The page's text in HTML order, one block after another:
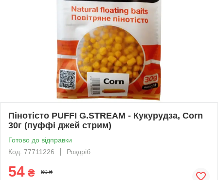
Пінотісто PUFFI G.STREAM - Кукурудза, Corn
30г (пуффі джей стрим)
Готово до відправки
Код: 77711226
Роздріб
54 ₴ 60 ₴